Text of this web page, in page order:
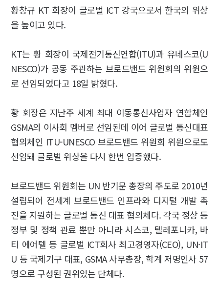
황창규 KT 회장이 글로벌 ICT 강국으로서 한국의 위상
을 높이고 있다.
KT는 황 회장이 국제전기통신연합(ITU)과 유네스코(U
NESCO)가 공동 주관하는 브로드밴드 위원회의 위원으
로 선임되었다고 18일 밝혔다.
황 회장은 지난주 세계 최대 이동통신사업자 연합체인
GSMA의 이사회 멤버로 선임된데 이어 글로벌 통신대표
협의체인 ITU-UNESCO 브로드밴드 위원회 위원으로도
선임돼 글로벌 위상을 다시 한번 입증했다.
브로드밴드 위원회는 UN 반기문 총장의 주도로 2010년
설립되어 전세계 브로드밴드 인프라와 디지털 개발 촉
진을 지원하는 글로벌 통신 대표 협의체다. 각국 정상 등
정부 및 정책 관료 뿐만 아니라 시스코, 텔레포니카, 바
티 에어텔 등 글로벌 ICT회사 최고경영자(CEO), UN·IT
U 등 국제기구 대표, GSMA 사무총장, 학계 저명인사 57
명으로 구성된 권위있는 단체다.